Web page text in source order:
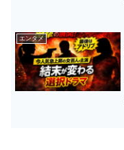
エンタメ